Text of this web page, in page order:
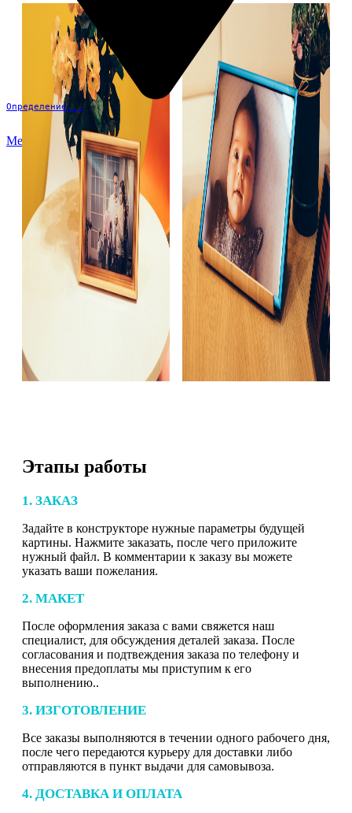
Определение...
Меню
Этапы работы
1. ЗАКАЗ
Задайте в конструкторе нужные параметры будущей
картины. Нажмите заказать, после чего приложите
нужный файл. В комментарии к заказу вы можете
указать ваши пожелания.
2. МАКЕТ
После оформления заказа с вами свяжется наш
специалист, для обсуждения деталей заказа. После
согласования и подтвеждения заказа по телефону и
внесения предоплаты мы приступим к его
выполнению..
3. ИЗГОТОВЛЕНИЕ
Все заказы выполняются в течении одного рабочего дня,
после чего передаются курьеру для доставки либо
отправляются в пункт выдачи для самовывоза.
4. ДОСТАВКА И ОПЛАТА